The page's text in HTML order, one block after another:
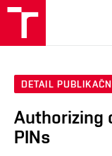
DETAIL
Authorizing
PINs